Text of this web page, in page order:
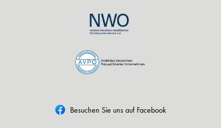
Besuchen Sie uns auf Facebook